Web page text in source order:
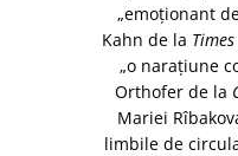
„emoționant
Kahn de la
„o narațiune
Orthofer de la
Mariei
limbile de